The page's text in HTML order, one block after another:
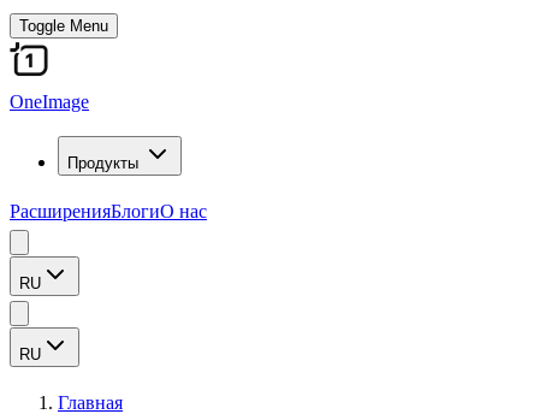
Toggle Menu
OneImage
Продукты
РасширенияБлогиО нас
RU
RU
Главная